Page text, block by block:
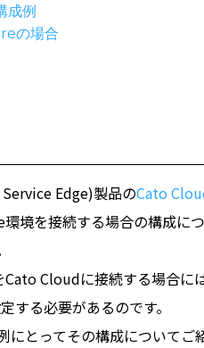
成例
の場合
Edge)製品のCato
環境を接続する場合の構成
Cato Cloudに接続する場合
する必要があるのです。
にとってその構成についてご